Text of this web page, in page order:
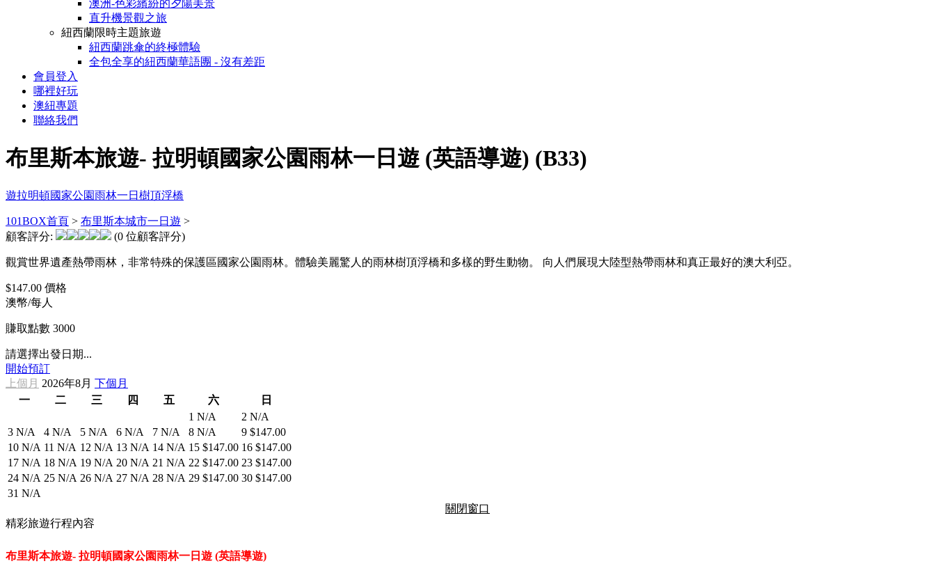
澳洲-色彩繽紛的夕陽美景
直升機景觀之旅
紐西蘭限時主題旅遊
紐西蘭跳傘的終極體驗
全包全享的紐西蘭華語團 - 沒有差距
會員登入
哪裡好玩
澳紐專題
聯絡我們
布里斯本旅遊- 拉明頓國家公園雨林一日遊 (英語導遊) (B33)
遊拉明頓國家公園雨林一日 樹頂浮橋
101BOX首頁 > 布里斯本城市一日遊 >
顧客評分:
(0 位顧客評分)
觀賞世界遺產熱帶雨林，非常特殊的保護區國家公園雨林。體驗美麗驚人的雨林樹頂浮橋和多樣的野生動物。 向人們展現大陸型熱帶雨林和真正最好的澳大利亞。
$147.00 價格
澳幣/每人
賺取點數 3000
請選擇出發日期...
開始預訂
上個月 2026年8月 下個月
一
二 三 四 五 六
日
1 N/A 2 N/A
3 N/A 4 N/A 5 N/A 6 N/A 7 N/A 8 N/A 9 $147.00
10 N/A 11 N/A 12 N/A 13 N/A 14 N/A 15 $147.00 16 $147.00
17 N/A 18 N/A 19 N/A 20 N/A 21 N/A 22 $147.00 23 $147.00
24 N/A 25 N/A 26 N/A 27 N/A 28 N/A 29 $147.00 30 $147.00
31 N/A
關閉窗口
精彩旅遊行程內容
布里斯本旅遊- 拉明頓國家公園雨林一日遊 (英語導遊)